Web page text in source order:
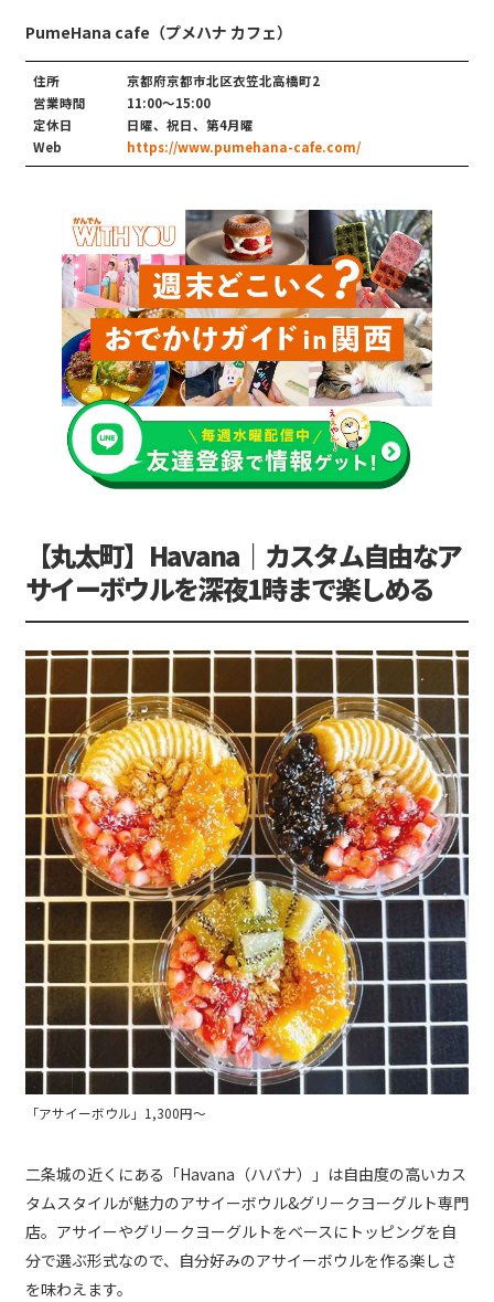
PumeHana cafe（プメハナ カフェ）
住所
京都府京都市北区衣笠北高橋町2
営業時間
11:00～15:00
定休日
日曜、祝日、第4月曜
Web
https://www.pumehana-cafe.com/
【丸太町】Havana｜カスタム自由なア
サイーボウルを深夜1時まで楽しめる
「アサイーボウル」1,300円～
二条城の近くにある「Havana（ハバナ）」は自由度の高いカス
タムスタイルが魅力のアサイーボウル&グリークヨーグルト専門
店。アサイーやグリークヨーグルトをベースにトッピングを自
分で選ぶ形式なので、自分好みのアサイーボウルを作る楽しさ
を味わえます。